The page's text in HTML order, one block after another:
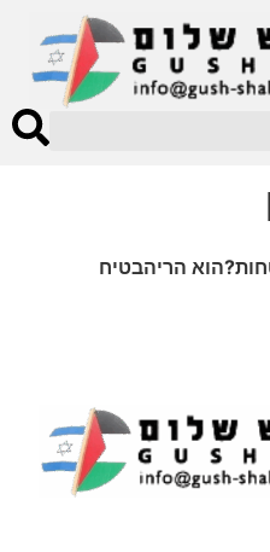
הריהבטיח